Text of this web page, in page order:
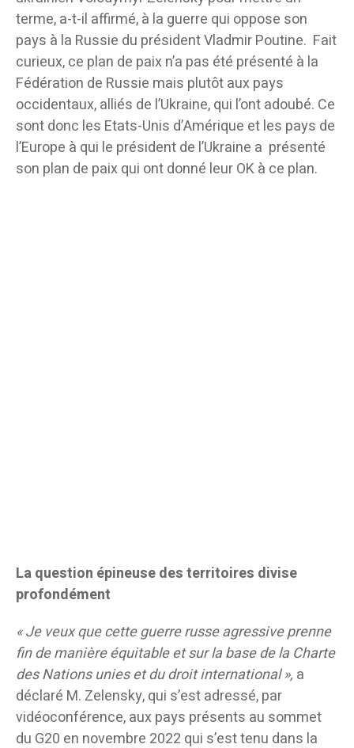
terme, a-t-il affirmé, à la guerre qui oppose son
pays à la Russie du président Vladmir Poutine. Fait
curieux, ce plan de paix n’a pas été présenté à la
Fédération de Russie mais plutôt aux pays
occidentaux, alliés de l’Ukraine, qui l’ont adoubé. Ce
sont donc les Etats-Unis d’Amérique et les pays de
l’Europe à qui le président de l’Ukraine a présenté
son plan de paix qui ont donné leur OK à ce plan.
La question épineuse des territoires divise
profondément
« Je veux que cette guerre russe agressive prenne
fin de manière équitable et sur la base de la Charte
des Nations unies et du droit international », a
déclaré M. Zelensky, qui s’est adressé, par
vidéoconférence, aux pays présents au sommet
du G20 en novembre 2022 qui s’est tenu dans la